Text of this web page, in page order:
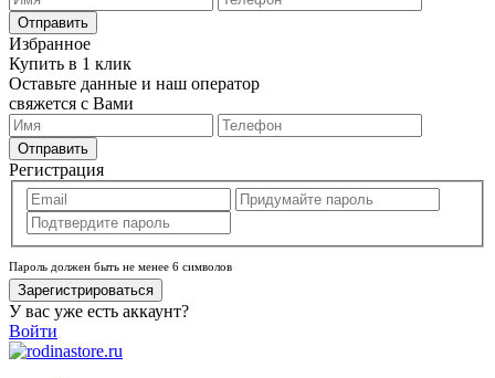
Отправить
Избранное
Купить в 1 клик
Оставьте данные и наш оператор
свяжется с Вами
Отправить
Регистрация
Пароль должен быть не менее 6 символов
Зарегистрироваться
У вас уже есть аккаунт?
Войти